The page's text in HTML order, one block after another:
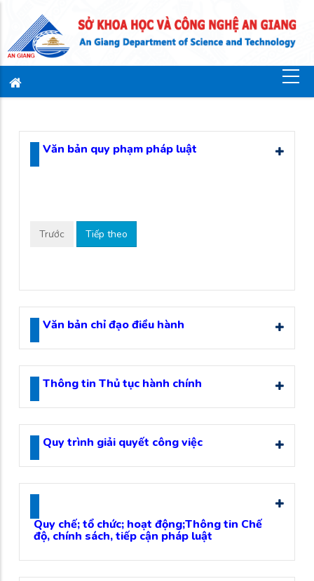
Văn bản quy phạm pháp luật
Trước Tiếp theo
Văn bản chỉ đạo điều hành
Thông tin Thủ tục hành chính
Quy trình giải quyết công việc
Quy chế; tổ chức; hoạt động;Thông tin Chế
độ, chính sách, tiếp cận pháp luật